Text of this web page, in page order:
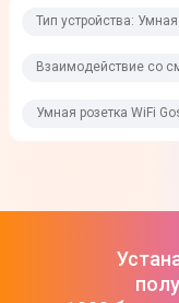
Белый
Материал
Пластик
Тип устройства: Умная
Взаимодействие со
Умная розетка WiFi